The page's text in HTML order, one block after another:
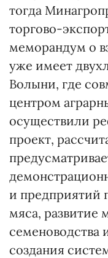
тогда
торгово-
меморандум о
уже имеет
Волыни, где
центром
осуществили
проект,
и предприятий
мяса, развитие
семеноводства
создания